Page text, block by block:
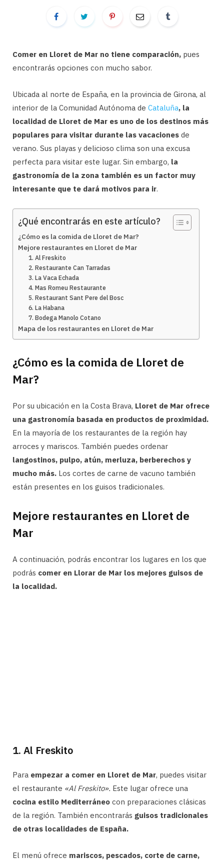
Comer en Lloret de Mar no tiene comparación, pues
encontrarás opciones con mucho sabor.
Ubicada al norte de España, en la provincia de Girona, al
interior de la Comunidad Autónoma de Cataluña, la
localidad de Lloret de Mar es uno de los destinos más
populares para visitar durante las vacaciones de
verano. Sus playas y delicioso clima son una excusa
perfecta para visitar este lugar. Sin embargo, la
gastronomía de la zona también es un factor muy
interesante que te dará motivos para ir.
¿Qué encontrarás en este artículo?
¿Cómo es la comida de Lloret de Mar?
Mejore restaurantes en Lloret de Mar
1. Al Freskito
2. Restaurante Can Tarradas
3. La Vaca Echada
4. Mas Romeu Restaurante
5. Restaurant Sant Pere del Bosc
6. La Habana
7. Bodega Manolo Cotano
Mapa de los restaurantes en Lloret de Mar
¿Cómo es la comida de Lloret de
Mar?
Por su ubicación en la Costa Brava, Lloret de Mar ofrece
una gastronomía basada en productos de proximidad.
En la mayoría de los restaurantes de la región hay
arroces y mariscos. También puedes ordenar
langostinos, pulpo, atún, merluza, berberechos y
mucho más. Los cortes de carne de vacuno también
están presentes en los guisos tradicionales.
Mejore restaurantes en Lloret de
Mar
A continuación, podrás encontrar los lugares en los que
podrás comer en Llorar de Mar los mejores guisos de
la localidad.
1. Al Freskito
Para empezar a comer en Lloret de Mar, puedes visitar
el restaurante «Al Freskito». Este lugar ofrece una
cocina estilo Mediterráneo con preparaciones clásicas
de la región. También encontrarás guisos tradicionales
de otras localidades de España.
El menú ofrece mariscos, pescados, corte de carne,